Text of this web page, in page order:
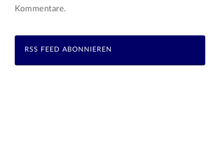
Kommentare.
RSS FEED ABONNIEREN